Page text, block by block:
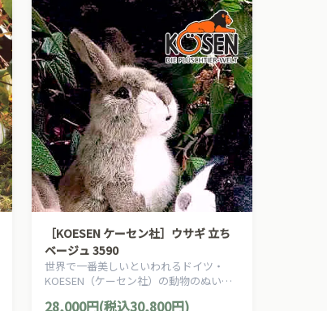
［KOESEN ケーセン社］ウサギ 立ち
ベージュ 3590
世界で一番美しいといわれるドイツ・
KOESEN（ケーセン社）の動物のぬいぐ
28,000円(税込30,800円)